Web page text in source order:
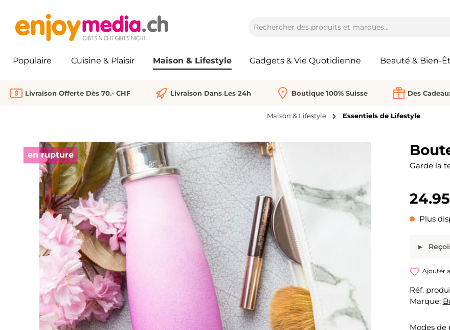
Populaire Cuisine & Plaisir Maison & Lifestyle Gadgets & Vie Quotidienne Beauté & Bien-
Livraison Offerte Dès 70.- CHF Livraison Dans Les 24h Boutique 100% Suisse Des
Maison & Lifestyle Essentiels de Lifestyle
Ignorer la galerie d'images
en rupture
Garde la
Plus
Ton nom
Ajouter
Réf.
Marque:
Modes